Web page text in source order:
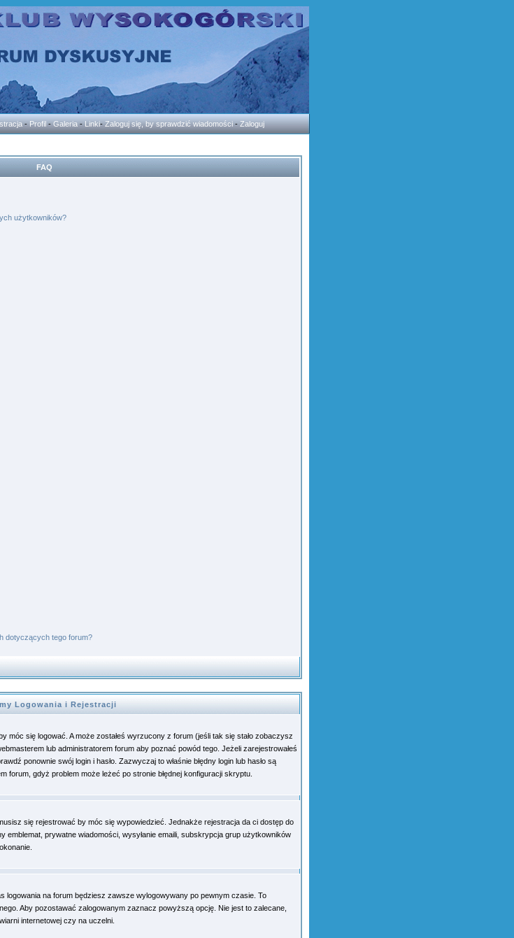
-Profil-Galeria-Linki-Zaloguj się, by sprawdzić wiadomości-Zaloguj
FAQ
użytkowników?
dotyczących tego forum?
Logowania i Rejestracji
móc się logować. A może zostałeś wyrzucony z forum (jeśli tak się stało zobaczysz
lub administratorem forum aby poznać powód tego. Jeżeli zarejestrowałeś
ponownie swój login i hasło. Zazwyczaj to właśnie błędny login lub hasło są
forum, gdyż problem może leżeć po stronie błędnej konfiguracji skryptu.
się rejestrować by móc się wypowiedzieć. Jednakże rejestracja da ci dostęp do
emblemat, prywatne wiadomości, wysyłanie emaili, subskrypcja grup użytkowników
logowania na forum będziesz zawsze wylogowywany po pewnym czasie. To
Aby pozostawać zalogowanym zaznacz powyższą opcję. Nie jest to zalecane,
internetowej czy na uczelni.